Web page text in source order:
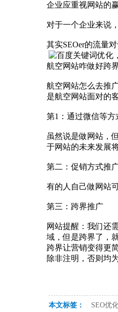
企业应重视网站的
对于一个企业来说
其实SEOer的流量
航空网站咋做好跨
航空网站怎么去推
是航空网站面对的
第1：‍‍通过微信等方
虽然说是做网站，
于网站的未来发展
第二：促销方式推广
有的人自己做网站
第三：跨界推广
网站提醒：我们还
域，但是跨界了，
跨界让营销变得更
除非注明，否则均
本文标签： SEO优